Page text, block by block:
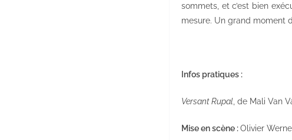
sommets, et c’est bien
mesure. Un grand moment
Infos pratiques :
Versant Rupal , de Mali Van
Mise en scène :Olivier